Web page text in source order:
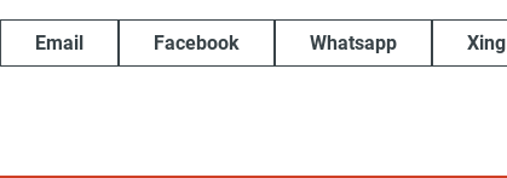
Email Facebook Whatsapp Xing